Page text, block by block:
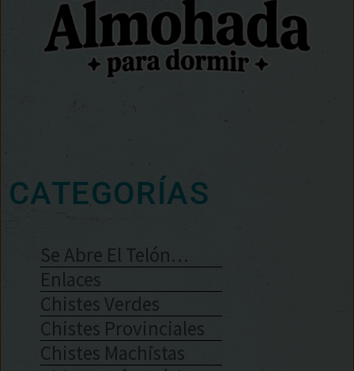
CATEGORÍAS
Se Abre El Telón…
Enlaces
Chistes Verdes
Chistes Provinciales
Chistes Machistas